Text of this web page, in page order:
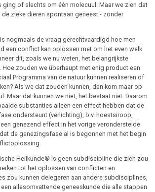
ging of slechts om één molecuul. Maar we zien dat
de zieke dieren spontaan geneest - zonder
nogmaals de vraag gerechtvaardigd hoe men
een conflict kan oplossen met om het even welk
dit, zoals we nu weten, het belangrijkste
Hoe zouden we überhaupt met enig product een
Programma van de natuur kunnen realiseren of
Als we dat zouden kunnen, dan kom maar op
Maar dat kunnen we niet, het bestaat niet. Daarom
substanties alleen een effect hebben dat de
ondersteunt (verlichting), b.v. hoestsiroop,
genezend effect in het vorige veronderstelde
de genezingsfase al is begonnen met het begin
Heilkunde® is geen subdiscipline die zich zou
tot het oplossen van conflicten en
zou kunnen delegeren aan andere subdisciplines,
allesomvattende geneeskunde die alle stappen